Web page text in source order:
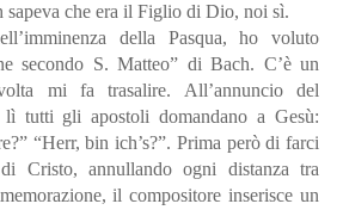
sapeva che era il Figlio di Dio, noi sì.
della Pasqua, ho voluto
secondo S. Matteo” di Bach. C’è un
mi fa trasalire. All’annuncio del
tutti gli apostoli domandano a Gesù:
“Herr, bin ich’s?”. Prima però di farci
Cristo, annullando ogni distanza tra
il compositore inserisce un